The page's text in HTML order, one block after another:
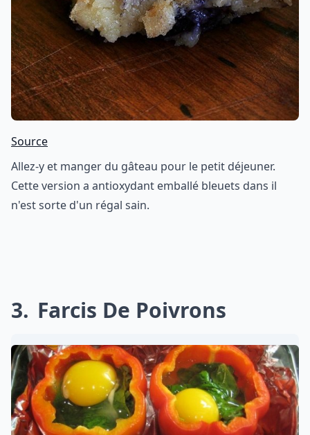
Source
Allez-y et manger du gâteau pour le petit déjeuner.
Cette version a antioxydant emballé bleuets dans il
n'est sorte d'un régal sain.
3 Farcis De Poivrons